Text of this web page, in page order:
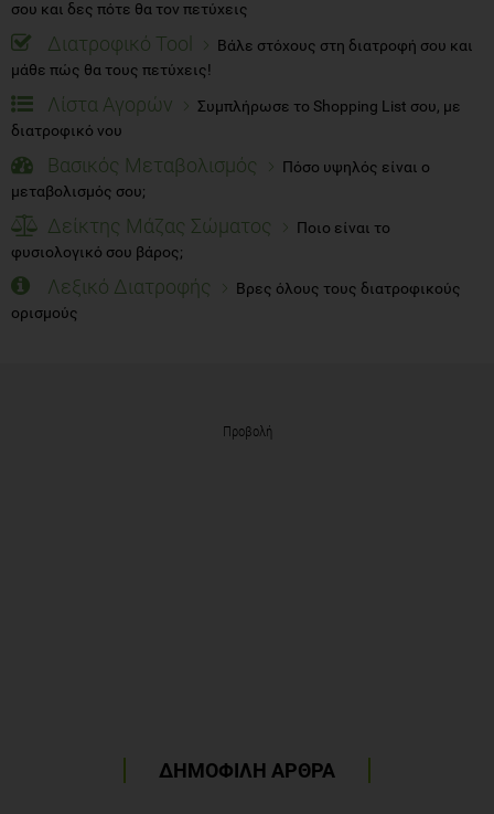
σου και δες πότε θα τον πετύχεις
Διατροφικό Tool
Βάλε στόχους στη διατροφή σου και
μάθε πώς θα τους πετύχεις!
Λίστα Αγορών
Συμπλήρωσε το Shopping List σου, με
διατροφικό νου
Βασικός Μεταβολισμός
Πόσο υψηλός είναι ο
μεταβολισμός σου;
Δείκτης Μάζας Σώματος
Ποιο είναι το
φυσιολογικό σου βάρος;
Λεξικό Διατροφής
Βρες όλους τους διατροφικούς
ορισμούς
Προβολή
ΔΗΜΟΦΙΛΗ ΑΡΘΡΑ